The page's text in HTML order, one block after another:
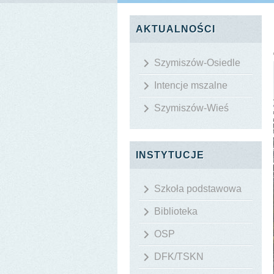
AKTUALNOŚCI
Szymiszów-Osiedle
Intencje mszalne
Szymiszów-Wieś
INSTYTUCJE
Szkoła podstawowa
Biblioteka
OSP
DFK/TSKN